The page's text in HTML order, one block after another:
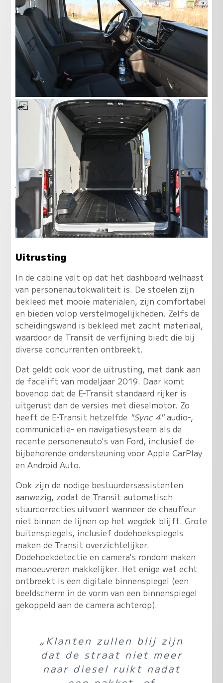
Uitrusting
In de cabine valt op dat het dashboard welhaast
van personenautokwaliteit is. De stoelen zijn
bekleed met mooie materialen, zijn comfortabel
en bieden volop verstelmogelijkheden. Zelfs de
scheidingswand is bekleed met zacht materiaal,
waardoor de Transit de verfijning biedt die bij
diverse concurrenten ontbreekt.
Dat geldt ook voor de uitrusting, met dank aan
de facelift van modeljaar 2019. Daar komt
bovenop dat de E-Transit standaard rijker is
uitgerust dan de versies met dieselmotor. Zo
heeft de E-Transit hetzelfde "Sync 4"audio-,
communicatie- en navigatiesysteem als de
recente personenauto's van Ford, inclusief de
bijbehorende ondersteuning voor Apple CarPlay
en Android Auto.
Ook zijn de nodige bestuurdersassistenten
aanwezig, zodat de Transit automatisch
stuurcorrecties uitvoert wanneer de chauffeur
niet binnen de lijnen op het wegdek blijft. Grote
buitenspiegels, inclusief dodehoekspiegels
maken de Transit overzichtelijker.
Dodehoekdetectie en camera's rondom maken
manoeuvreren makkelijker. Het enige wat echt
ontbreekt is een digitale binnenspiegel (een
beeldscherm in de vorm van een binnenspiegel
gekoppeld aan de camera achterop).
„Klanten zullen blij zijn
dat de straat niet meer
naar diesel ruikt nadat